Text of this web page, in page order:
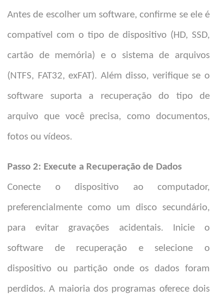
Antes de escolher um software, confirme se ele é
compatível com o tipo de dispositivo (HD, SSD,
cartão de memória) e o sistema de arquivos
(NTFS, FAT32, exFAT). Além disso, verifique se o
software suporta a recuperação do tipo de
arquivo que você precisa, como documentos,
fotos ou vídeos.
Passo 2: Execute a Recuperação de Dados
Conecte o dispositivo ao computador,
preferencialmente como um disco secundário,
para evitar gravações acidentais. Inicie o
software de recuperação e selecione o
dispositivo ou partição onde os dados foram
perdidos. A maioria dos programas oferece dois